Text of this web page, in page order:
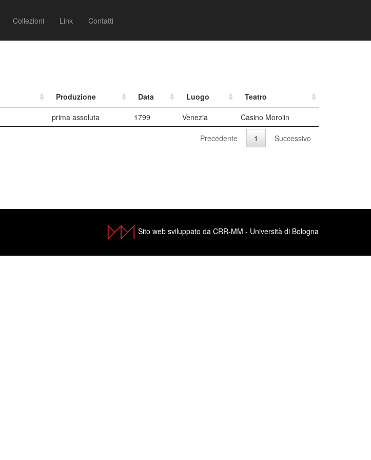
Collezioni Link Contatti
Produzione Data Luogo
Teatro
prima assoluta 1799 Venezia
Casino Morolin
Precedente 1 Successivo
Sito web sviluppato da CRR-MM - Università di Bologna